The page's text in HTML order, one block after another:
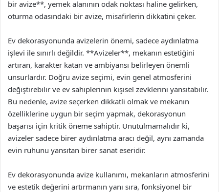
bir avize**, yemek alanının odak noktası haline gelirken,
oturma odasındaki bir avize, misafirlerin dikkatini çeker.
Ev dekorasyonunda avizelerin önemi, sadece aydınlatma
işlevi ile sınırlı değildir. **Avizeler**, mekanın estetiğini
artıran, karakter katan ve ambiyansı belirleyen önemli
unsurlardır. Doğru avize seçimi, evin genel atmosferini
değiştirebilir ve ev sahiplerinin kişisel zevklerini yansıtabilir.
Bu nedenle, avize seçerken dikkatli olmak ve mekanın
özelliklerine uygun bir seçim yapmak, dekorasyonun
başarısı için kritik öneme sahiptir. Unutulmamalıdır ki,
avizeler sadece birer aydınlatma aracı değil, aynı zamanda
evin ruhunu yansıtan birer sanat eseridir.
Ev dekorasyonunda avize kullanımı, mekanların atmosferini
ve estetik değerini artırmanın yanı sıra, fonksiyonel bir